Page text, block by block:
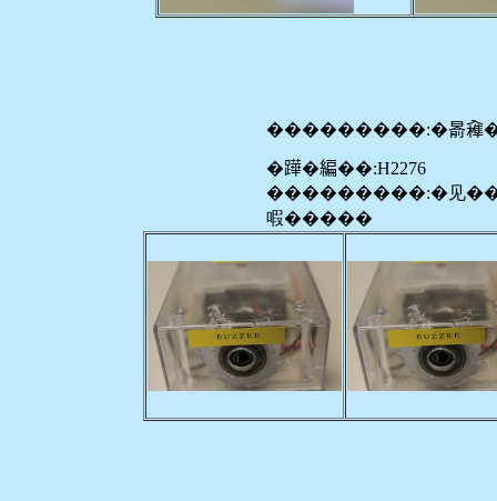
�𨅯�編��:H2276
���������:�见
㗇�����